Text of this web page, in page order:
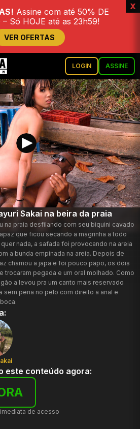
Assine com até 50% DE
– Só HOJE até as 23h59!
VER OFERTAS
x
LOGIN ASSINE
Sakai na beira da praia
na praia desfilando com seu biquini cavado
que ficou secando a magrinha a todo
nada, a safada foi provocando na areia
a bunda empinada na areia. Depois de
chamou a japa e foi pouco papo, os dois
trocaram pegada e um oral molhado. Como
a levou pra um canto mais reservado
sem pena no pelo com direito a anal e
este conteúdo agora:
de acesso